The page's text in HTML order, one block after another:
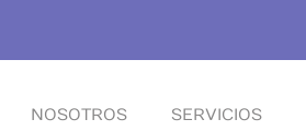
NOSOTROS SERVICIOS